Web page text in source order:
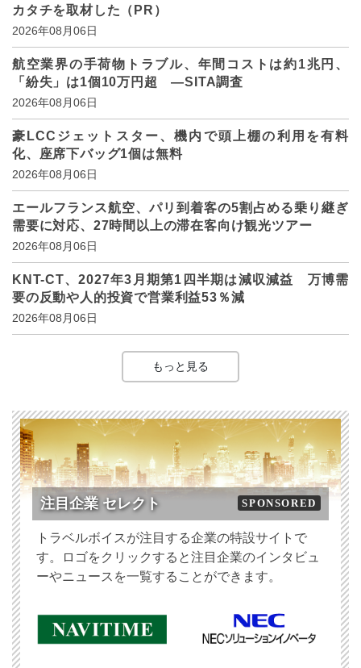
カタチを取材した（PR）
2026年08月06日
航空業界の手荷物トラブル、年間コストは約1兆円、
「紛失」は1個10万円超 ―SITA調査
2026年08月06日
豪LCCジェットスター、機内で頭上棚の利用を有料
化、座席下バッグ1個は無料
2026年08月06日
エールフランス航空、パリ到着客の5割占める乗り継ぎ
需要に対応、27時間以上の滞在客向け観光ツアー
2026年08月06日
KNT-CT、2027年3月期第1四半期は減収減益 万博需
要の反動や人的投資で営業利益53％減
2026年08月06日
もっと見る
注目企業 セレクト SPONSORED
トラベルボイスが注目する企業の特設サイトで
す。ロゴをクリックすると注目企業のインタビュ
ーやニュースを一覧することができます。